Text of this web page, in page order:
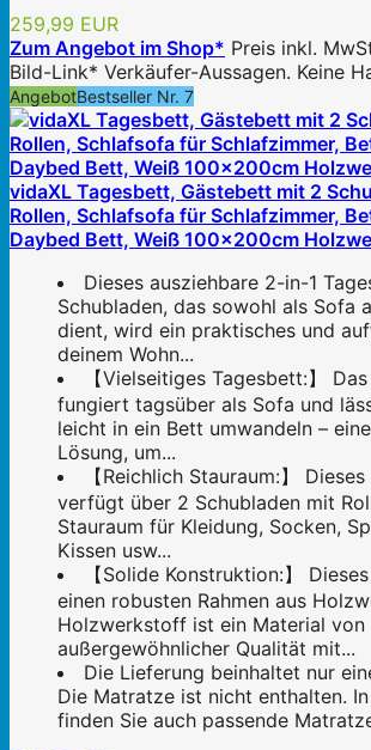
259,99 EUR
Zum Angebot im Shop* Preis inkl.
Bild-Link* Verkäufer-Aussagen. Keine
AngebotBestseller Nr. 7
vidaXL Tagesbett, Gästebett mit 2
Rollen, Schlafsofa für Schlafzimmer,
Daybed Bett, Weiß 100x200cm
Dieses ausziehbare 2-in-1
Schubladen, das sowohl als Sofa
dient, wird ein praktisches und
deinem Wohn...
【Vielseitiges Tagesbett:】
fungiert tagsüber als Sofa und
leicht in ein Bett umwandeln –
Lösung, um...
【Reichlich Stauraum:】
verfügt über 2 Schubladen mit
Stauraum für Kleidung, Socken,
Kissen usw...
【Solide Konstruktion:】
einen robusten Rahmen aus
Holzwerkstoff ist ein Material von
außergewöhnlicher Qualität mit...
Die Lieferung beinhaltet nur
Die Matratze ist nicht enthalten.
finden Sie auch passende